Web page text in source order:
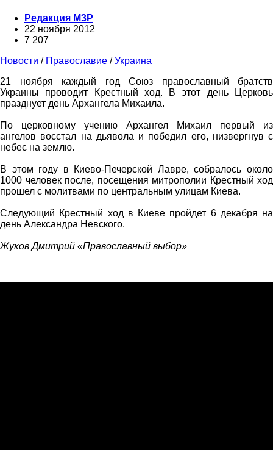
Редакция М3Р
22 ноября 2012
7 207
Новости / Православие /Украина
21 ноября каждый год Союз православный братств
Украины проводит Крестный ход. В этот день Церковь
празднует день Архангела Михаила.
По церковному учению Архангел Михаил первый из
ангелов восстал на дьявола и победил его, низвергнув с
небес на землю.
В этом году в Киево-Печерской Лавре, собралось около
1000 человек после, посещения митрополии Крестный ход
прошел с молитвами по центральным улицам Киева.
Следующий Крестный ход в Киеве пройдет 6 декабря на
день Александра Невского.
Жуков Дмитрий «Православный выбор»